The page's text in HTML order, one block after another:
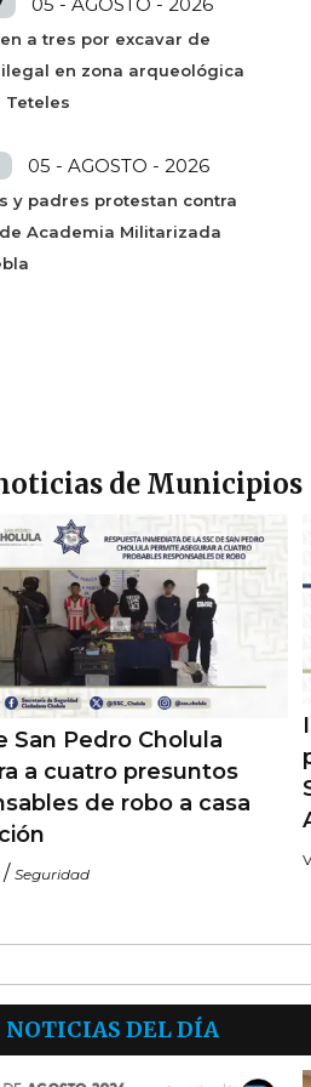
a tres por excavar de
en zona arqueológica
Teteles
05 - AGOSTO - 2026
y padres protestan contra
Academia Militarizada
de Municipios
San Pedro Cholula
a cuatro presuntos
de robo a casa
/ Seguridad
NOTICIAS DEL DÍA